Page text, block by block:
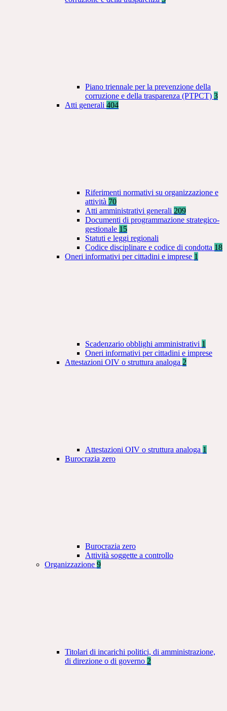
Piano triennale per la prevenzione della
corruzione e della trasparenza (PTPCT) 3
Atti generali 404
Riferimenti normativi su organizzazione e
attività 70
Atti amministrativi generali 209
Documenti di programmazione strategico-
gestionale 15
Statuti e leggi regionali
Codice disciplinare e codice di condotta 18
Oneri informativi per cittadini e imprese 1
Scadenzario obblighi amministrativi 1
Oneri informativi per cittadini e imprese
Attestazioni OIV o struttura analoga 2
Attestazioni OIV o struttura analoga 1
Burocrazia zero
Burocrazia zero
Attività soggette a controllo
Organizzazione 9
Titolari di incarichi politici, di amministrazione,
di direzione o di governo 2